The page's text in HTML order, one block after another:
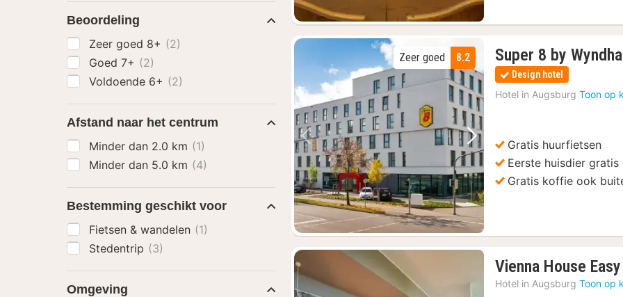
Vorige foto Volgende foto
8.2
Zeer goed Super 8 by
Design hotel
Hotel in Augsburg Toon op
Gratis huurfietsen
Eerste huisdier gratis
Gratis koffie ook
Vienna House
Hotel in Augsburg Toon op
Beoordeling
Zeer goed 8+ (2)
Goed 7+ (2)
Voldoende 6+ (2)
Afstand naar het centrum
Minder dan 2.0 km (1)
Minder dan 5.0 km (4)
Bestemming geschikt voor
Fietsen & wandelen (1)
Stedentrip (3)
Omgeving